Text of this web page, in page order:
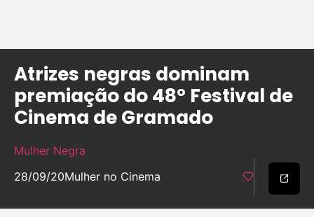
Atrizes negras dominam
premiação do 48º Festival de
Cinema de Gramado
Mulher Negra
28/09/20Mulher no Cinema